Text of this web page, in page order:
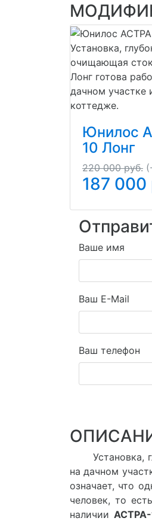
Установка,
очищающая
Лонг готова
дачном участке
коттедже.
Юнилос
10 Лонг
220 000 руб.
187 000
Ваше имя
Ваш E-Mail
Ваш телефон
Установка,
на дачном
означает, что
человек, то
наличии АСТРА-